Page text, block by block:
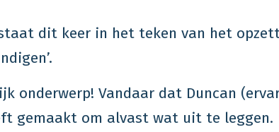
dit keer in het teken van het
onderwerp! Vandaar dat Duncan
gemaakt om alvast wat uit te leggen.